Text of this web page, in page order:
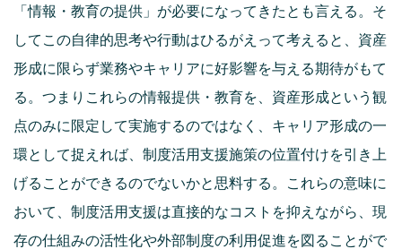
「情報・教育の提供」が必要になってきたとも言える。そ
してこの自律的思考や行動はひるがえって考えると、資産
形成に限らず業務やキャリアに好影響を与える期待がもて
る。つまりこれらの情報提供・教育を、資産形成という観
点のみに限定して実施するのではなく、キャリア形成の一
環として捉えれば、制度活用支援施策の位置付けを引き上
げることができるのでないかと思料する。これらの意味に
おいて、制度活用支援は直接的なコストを抑えながら、現
存の仕組みの活性化や外部制度の利用促進を図ることがで